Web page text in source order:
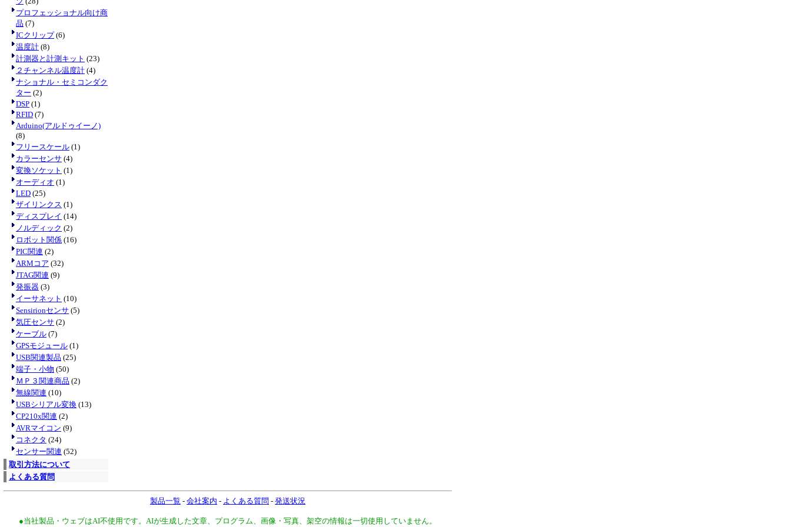
プロフェッショナル向け商
品 (7)
ICクリップ(6)
温度計 (8)
計測器と計測キット (23)
２チャンネル温度計 (4)
ナショナル・セミコンダク
ター (2)
DSP (1)
RFID (7)
Arduino(アルドゥイーノ)
(8)
フリースケール (1)
カラーセンサ (4)
変換ソケット (1)
オーディオ (1)
LED (25)
ザイリンクス (1)
ディスプレイ (14)
ノルディック (2)
ロボット関係 (16)
PIC関連 (2)
ARMコア (32)
JTAG関連 (9)
発振器 (3)
イーサネット (10)
Sensirionセンサ (5)
気圧センサ (2)
ケーブル (7)
GPSモジュール (1)
USB関連製品 (25)
端子・小物 (50)
ＭＰ３関連商品 (2)
無線関連 (10)
USBシリアル変換 (13)
CP210x関連 (2)
AVRマイコン (9)
コネクタ (24)
センサー関連 (52)
取引方法について
よくある質問
製品一覧 - 会社案内 - よくある質問 - 発送状況
●当社製品・ウェブはAI不使用です。AIが生成した文章、プログラム、画像・写真、架空の情報は一切使用していません。